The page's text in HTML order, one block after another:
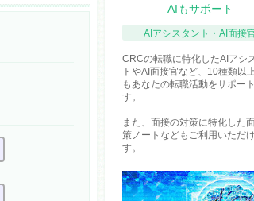
AIもサポート
AIアシスタント・AI面接
CRCの転職に特化したAIアシ
トやAI面接官など、10種類以
もあなたの転職活動をサポー
す。
また、面接の対策に特化した
策ノートなどもご利用いただ
す。